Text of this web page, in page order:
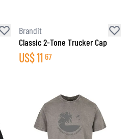
Brandit
Classic 2-Tone Trucker Cap
US$11 67